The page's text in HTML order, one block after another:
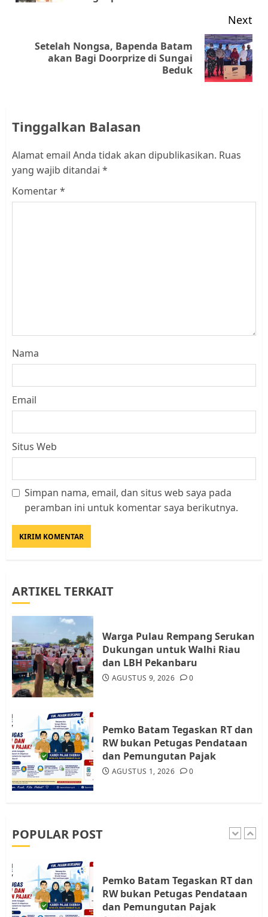
Next
Next
Setelah Nongsa, Bapenda Batam
akan Bagi Doorprize di Sungai
Beduk
Tinggalkan Balasan
Alamat email Anda tidak akan dipublikasikan. Ruas
yang wajib ditandai *
Komentar*
Nama
Email
Situs Web
Simpan nama, email, dan situs web saya pada
peramban ini untuk komentar saya berikutnya.
ARTIKEL TERKAIT
Warga Pulau Rempang Serukan
Dukungan untuk Walhi Riau
dan LBH Pekanbaru
AGUSTUS 9, 2026 0
Pemko Batam Tegaskan RT dan
RW bukan Petugas Pendataan
dan Pemungutan Pajak
AGUSTUS 1, 2026 0
POPULAR POST
Kader Pajak jadi Penghubung
4
Datangi Pemko Batam, Warga
JULI 21, 2026 0
5
Resahkan Warga
JULI 17, 2026 0
1
Pemko Batam Tegaskan RT dan
RW bukan Petugas Pendataan
dan Pemungutan Pajak